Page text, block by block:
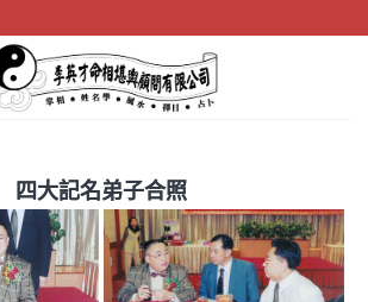
四大記名弟子合照